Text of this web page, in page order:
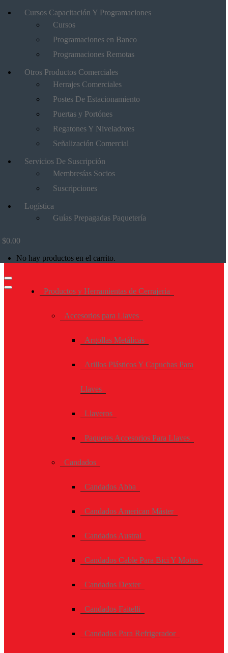
Cursos Capacitación Y Programaciones
Cursos
Programaciones en Banco
Programaciones Remotas
Otros Productos Comerciales
Herrajes Comerciales
Postes De Estacionamiento
Puertas y Portónes
Regatones Y Niveladores
Señalización Comercial
Servicios De Suscripción
Membresías Socios
Suscripciones
Logística
Guías Prepagadas Paquetería
$0.00
No hay productos en el carrito.
Productos y Herramientas de Cerrajeria
Accesorios para Llaves
Argollas Metálicas
Arillos Plásticos Y Capuchas Para
Llaves
Llaveros
Paquetes Accesorios Para Llaves
Candados
Candados Abba
Candados American Máster
Candados Austral
Candados Cable Para Bici Y Motos
Candados Dexter
Candados Faitelli
Candados Para Refrigerador